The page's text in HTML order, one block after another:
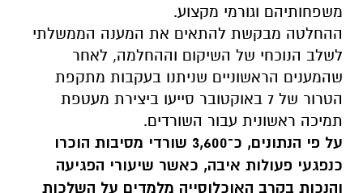
משפחותיהם וגורמי מקצוע.
ההחלטה מבקשת להתאים את המענה הממשלתי
לשלב הנוכחי של השיקום וההחלמה, לאחר
שהמענים הראשוניים שניתנו בעקבות מתקפת
הטרור של 7 באוקטובר סייעו ביצירת מעטפת
תמיכה ראשונית עבור השורדים.
על פי הנתונים, כ־3,600 שורדי מסיבות הוכרו
כנפגעי פעולות איבה, כאשר שיעורי הפגיעה
והנכות בקרב האוכלוסייה מלמדים על השלכות